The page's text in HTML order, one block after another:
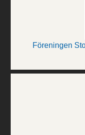
Föreningen